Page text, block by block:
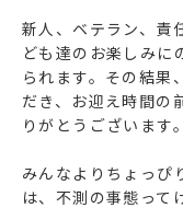
新人、ベテラン、責
ども達のお楽しみに
られます。その結果
だき、お迎え時間の
りがとうございます。
みんなよりちょっぴ
は、不測の事態って